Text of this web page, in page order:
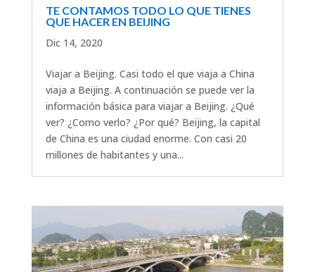
TE CONTAMOS TODO LO QUE TIENES
QUE HACER EN BEIJING
Dic 14, 2020
Viajar a Beijing. Casi todo el que viaja a China
viaja a Beijing. A continuación se puede ver la
información básica para viajar a Beijing. ¿Qué
ver? ¿Como verlo? ¿Por qué? Beijing, la capital
de China es una ciudad enorme. Con casi 20
millones de habitantes y una...